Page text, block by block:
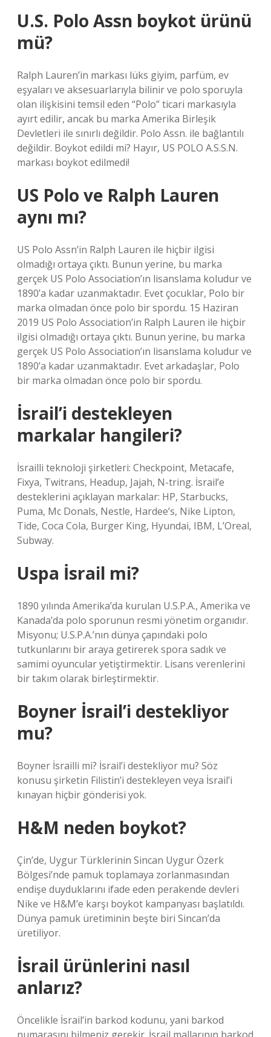
U.S. Polo Assn boykot ürünü
mü?
Ralph Lauren’in markası lüks giyim, parfüm, ev
eşyaları ve aksesuarlarıyla bilinir ve polo sporuyla
olan ilişkisini temsil eden “Polo” ticari markasıyla
ayırt edilir, ancak bu marka Amerika Birleşik
Devletleri ile sınırlı değildir. Polo Assn. ile bağlantılı
değildir. Boykot edildi mi? Hayır, US POLO A.S.S.N.
markası boykot edilmedi!
US Polo ve Ralph Lauren
aynı mı?
US Polo Assn’in Ralph Lauren ile hiçbir ilgisi
olmadığı ortaya çıktı. Bunun yerine, bu marka
gerçek US Polo Association’ın lisanslama koludur ve
1890’a kadar uzanmaktadır. Evet çocuklar, Polo bir
marka olmadan önce polo bir spordu. 15 Haziran
2019 US Polo Association’in Ralph Lauren ile hiçbir
ilgisi olmadığı ortaya çıktı. Bunun yerine, bu marka
gerçek US Polo Association’ın lisanslama koludur ve
1890’a kadar uzanmaktadır. Evet arkadaşlar, Polo
bir marka olmadan önce polo bir spordu.
İsrail’i destekleyen
markalar hangileri?
İsrailli teknoloji şirketleri: Checkpoint, Metacafe,
Fixya, Twitrans, Headup, Jajah, N-tring. İsrail’e
desteklerini açıklayan markalar: HP, Starbucks,
Puma, Mc Donals, Nestle, Hardee’s, Nike Lipton,
Tide, Coca Cola, Burger King, Hyundai, IBM, L’Oreal,
Subway.
Uspa İsrail mi?
1890 yılında Amerika’da kurulan U.S.P.A., Amerika ve
Kanada’da polo sporunun resmi yönetim organıdır.
Misyonu; U.S.P.A.’nın dünya çapındaki polo
tutkunlarını bir araya getirerek spora sadık ve
samimi oyuncular yetiştirmektir. Lisans verenlerini
bir takım olarak birleştirmektir.
Boyner İsrail’i destekliyor
mu?
Boyner İsrailli mi? İsrail’i destekliyor mu? Söz
konusu şirketin Filistin’i destekleyen veya İsrail’i
kınayan hiçbir gönderisi yok.
H&M neden boykot?
Çin’de, Uygur Türklerinin Sincan Uygur Özerk
Bölgesi’nde pamuk toplamaya zorlanmasından
endişe duyduklarını ifade eden perakende devleri
Nike ve H&M’e karşı boykot kampanyası başlatıldı.
Dünya pamuk üretiminin beşte biri Sincan’da
üretiliyor.
İsrail ürünlerini nasıl
anlarız?
Öncelikle İsrail’in barkod kodunu, yani barkod